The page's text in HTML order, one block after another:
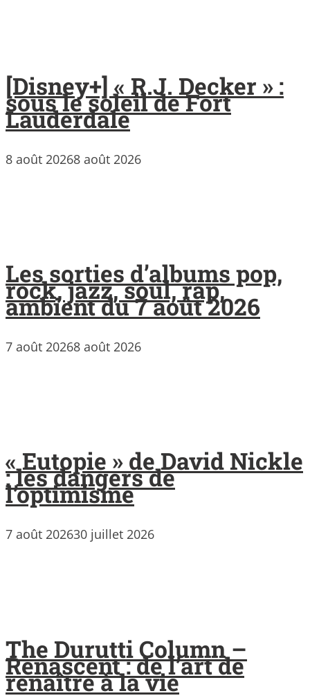
[Disney+] « R.J. Decker » :
sous le soleil de Fort
Lauderdale
8 août 20268 août 2026
Les sorties d’albums pop,
rock, jazz, soul, rap,
ambient du 7 août 2026
7 août 20268 août 2026
« Eutopie » de David Nickle
: les dangers de
l’optimisme
7 août 202630 juillet 2026
The Durutti Column –
Renascent : de l’art de
renaître à la vie